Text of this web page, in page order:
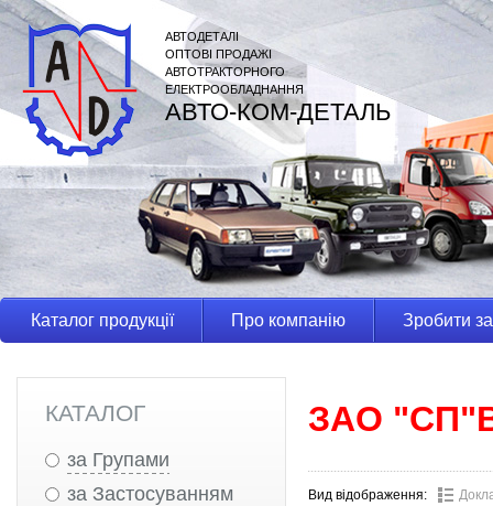
АВТОДЕТАЛІ
ОПТОВІ ПРОДАЖІ
АВТОТРАКТОРНОГО
ЕЛЕКТРООБЛАДНАННЯ
АВТО-КОМ-ДЕТАЛЬ
Каталог продукції Про компанію Зробити
КАТАЛОГ
за Групами
за Застосуванням
ЗАО
Вид відображення: